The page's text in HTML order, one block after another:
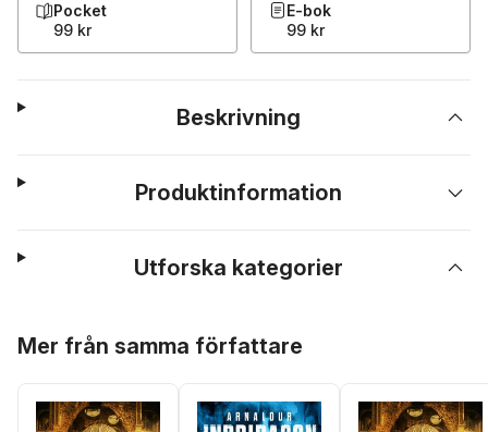
Pocket
99 kr
E-bok
99 kr
Beskrivning
Produktinformation
Utforska kategorier
Mer från samma författare